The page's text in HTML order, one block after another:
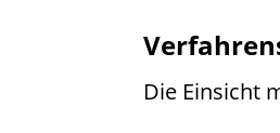
Die Einsicht